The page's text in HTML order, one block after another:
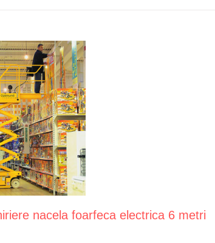
nacela foarfeca electrica 6 metri